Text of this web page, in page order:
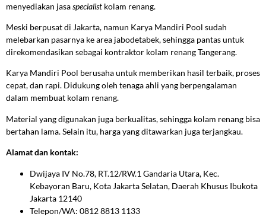
menyediakan jasaspecialist kolam renang.
Meski berpusat di Jakarta, namun Karya Mandiri Pool sudah
melebarkan pasarnya ke area jabodetabek, sehingga pantas untuk
direkomendasikan sebagai kontraktor kolam renang Tangerang.
Karya Mandiri Pool berusaha untuk memberikan hasil terbaik, proses
cepat, dan rapi. Didukung oleh tenaga ahli yang berpengalaman
dalam membuat kolam renang.
Material yang digunakan juga berkualitas, sehingga kolam renang bisa
bertahan lama. Selain itu, harga yang ditawarkan juga terjangkau.
Alamat dan kontak:
Dwijaya IV No.78, RT.12/RW.1 Gandaria Utara, Kec.
Kebayoran Baru, Kota Jakarta Selatan, Daerah Khusus Ibukota
Jakarta 12140
Telepon/WA: 0812 8813 1133